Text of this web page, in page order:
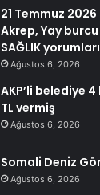
21 Temmuz
Akrep, Yay burcu
SAĞLIK
Ağustos 6, 2026
AKP’li belediye
TL vermiş
Ağustos 6, 2026
Somali Deniz
Ağustos 6, 2026